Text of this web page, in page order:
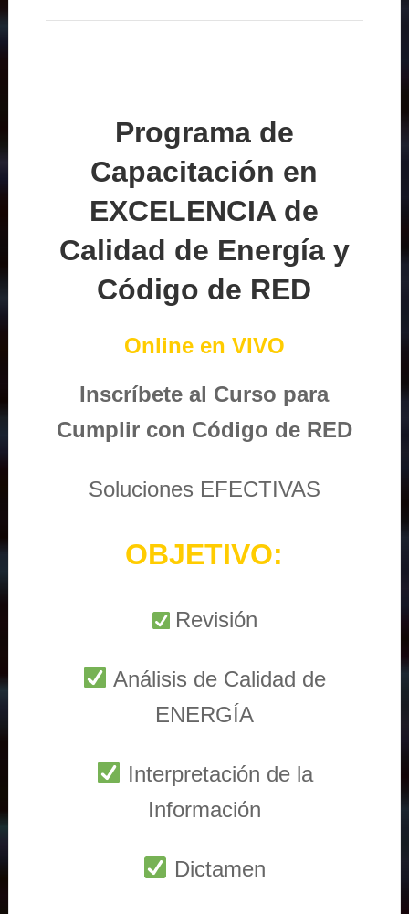
Programa de
Capacitación en
EXCELENCIA de
Calidad de Energía y
Código de RED
Online en VIVO
Inscríbete al Curso para
Cumplir con Código de RED
Soluciones EFECTIVAS
OBJETIVO:
Revisión
Análisis de Calidad de
ENERGÍA
Interpretación de la
Información
Dictamen